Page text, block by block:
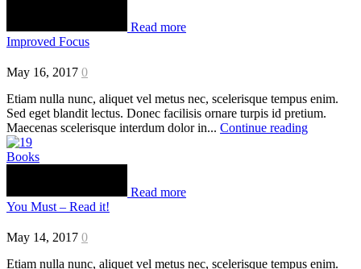
Read more
Improved Focus
May 16, 2017 0
Etiam nulla nunc, aliquet vel metus nec, scelerisque tempus enim.
Sed eget blandit lectus. Donec facilisis ornare turpis id pretium.
Maecenas scelerisque interdum dolor in... Continue reading
Books
Read more
You Must – Read it!
May 14, 2017 0
Etiam nulla nunc, aliquet vel metus nec, scelerisque tempus enim.